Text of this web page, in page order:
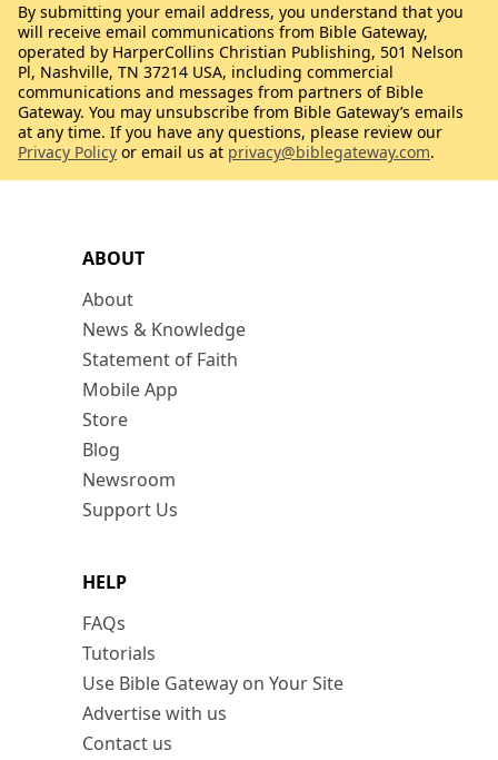
ABOUT
About
News & Knowledge
Statement of Faith
Mobile App
Store
Blog
Newsroom
Support Us
HELP
FAQs
Tutorials
Use Bible Gateway on Your Site
Advertise with us
Contact us
By submitting your email address, you understand that you
will receive email communications from Bible Gateway,
operated by HarperCollins Christian Publishing, 501 Nelson
Pl, Nashville, TN 37214 USA, including commercial
communications and messages from partners of Bible
Gateway. You may unsubscribe from Bible Gateway’s emails
at any time. If you have any questions, please review our
Privacy Policy or email us at privacy@biblegateway.com.